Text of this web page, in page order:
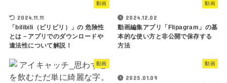
動画
2024.11.11
「bilibili（ビリビリ）」の 危険性
とは－アプリでのダウンロードや
違法性について解説！
動画
2024.12.02
動画編集アプリ「Flipagram」の基
本的な使い方と非公開で保存する
方法
動画 動画
2025.01.09